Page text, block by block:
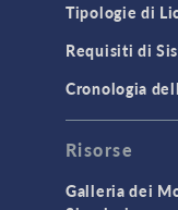
Tipologie di
Requisiti di
Cronologia
Risorse
Galleria dei